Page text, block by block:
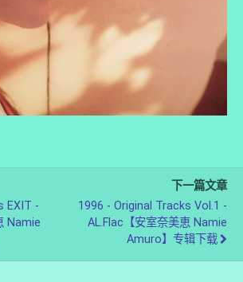
EXIT -
Namie
下一篇文章
1996 - Original Tracks Vol.1 -
AL.flac【安室奈美恵 Namie
Amuro】专辑下载